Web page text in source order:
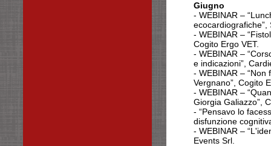
Giugno
- WEBINAR –
ecocardiografiche”,
- WEBINAR –
Cogito Ergo VET.
- WEBINAR –
e indicazioni”,
- WEBINAR –
Vergnano”, Cogito
- WEBINAR –
Giorgia Galiazzo”,
- “Pensavo lo
disfunzione
- WEBINAR –
Events Srl.